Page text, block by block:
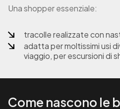
Una shopper essenziale:
tracolle realizzate con
adatta per moltissimi usi
viaggio, per escursioni di
Come nascono le